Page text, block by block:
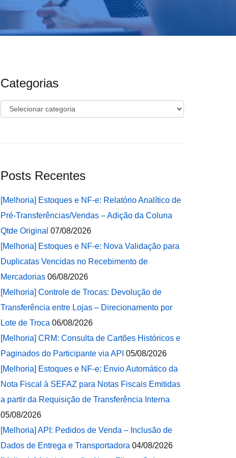
Categorias
Categorias
Posts Recentes
[Melhoria] Estoques e NF-e: Relatório Analítico de
Pré-Transferências/Vendas – Adição da Coluna
Qtde Original 07/08/2026
[Melhoria] Estoques e NF-e: Nova Validação para
Duplicatas Vencidas no Recebimento de
Mercadorias 06/08/2026
[Melhoria] Controle de Trocas: Devolução de
Transferência entre Lojas – Direcionamento por
Lote de Troca 06/08/2026
[Melhoria] CRM: Consulta de Cartões Históricos e
Paginados do Participante via API 05/08/2026
[Melhoria] Estoques e NF-e: Envio Automático da
Nota Fiscal à SEFAZ para Notas Fiscais Emitidas
a partir da Requisição de Transferência Interna
05/08/2026
[Melhoria] API: Pedidos de Venda – Inclusão de
Dados de Entrega e Transportadora 04/08/2026